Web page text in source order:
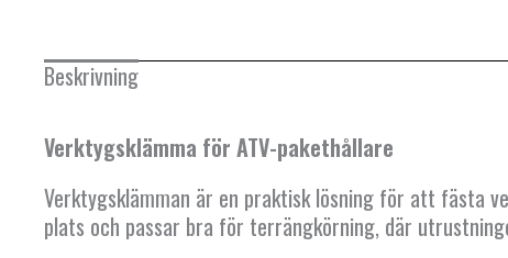
Beskrivning
Verktygsklämma för ATV-pakethållare
Verktygsklämman är en praktisk lösning för att fästa
plats och passar bra för terrängkörning, där